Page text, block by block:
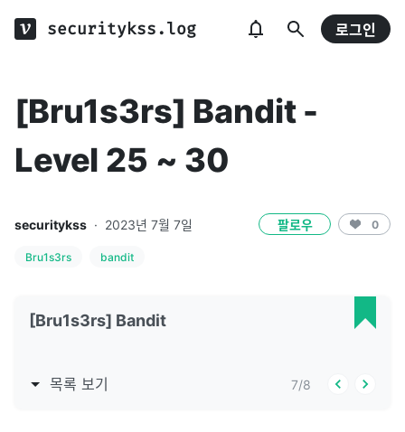
securitykss.log 로그인
[Bru1s3rs] Bandit -
Level 25 ~ 30
securitykss · 2023년 7월 7일 팔로우 0
Bru1s3rs bandit
[Bru1s3rs] Bandit
목록 보기 7/8